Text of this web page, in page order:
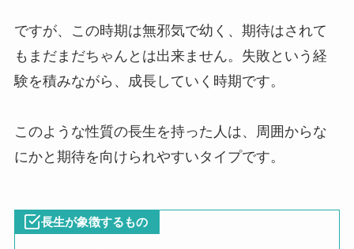
ですが、この時期は無邪気で幼く、期待はされて
もまだまだちゃんとは出来ません。失敗という経
験を積みながら、成長していく時期です。
このような性質の長生を持った人は、周囲からな
にかと期待を向けられやすいタイプです。
長生が象徴するもの